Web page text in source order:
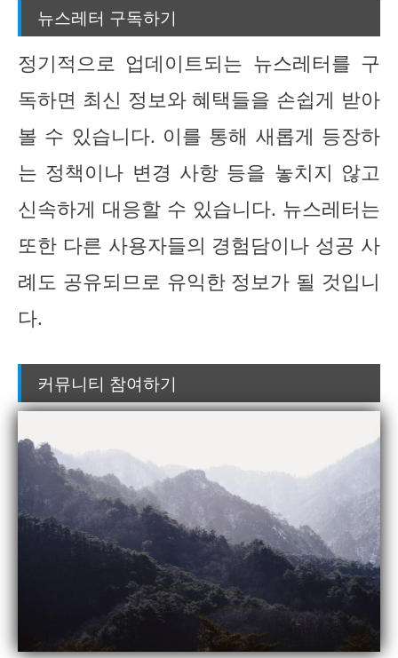
뉴스레터 구독하기
정기적으로 업데이트되는 뉴스레터를 구
독하면 최신 정보와 혜택들을 손쉽게 받아
볼 수 있습니다. 이를 통해 새롭게 등장하
는 정책이나 변경 사항 등을 놓치지 않고
신속하게 대응할 수 있습니다. 뉴스레터는
또한 다른 사용자들의 경험담이나 성공 사
례도 공유되므로 유익한 정보가 될 것입니
다.
커뮤니티 참여하기